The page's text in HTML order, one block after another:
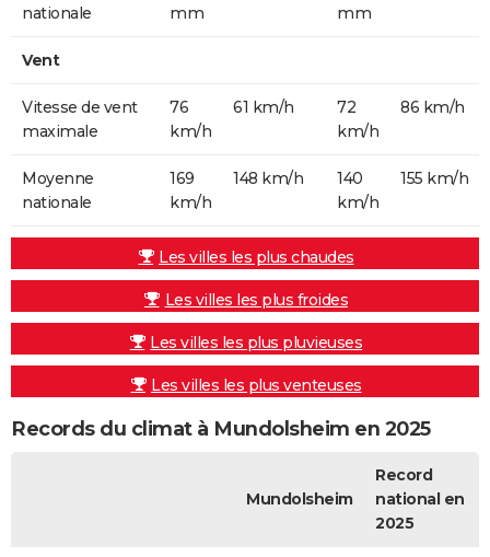
nationale
mm
mm
Vent
Vitesse de vent
maximale
76
km/h
61 km/h
72
km/h
86 km/h
Moyenne
nationale
169
km/h
148 km/h
140
km/h
155 km/h
Les villes les plus chaudes
Les villes les plus froides
Les villes les plus pluvieuses
Les villes les plus venteuses
Records du climat à Mundolsheim en 2025
Mundolsheim
Record
national en
2025